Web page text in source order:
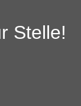
Stelle!